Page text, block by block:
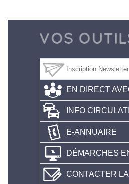
EN DIRECT
INFO
E-ANNUAIRE
DÉMARCHES
CONTACTER